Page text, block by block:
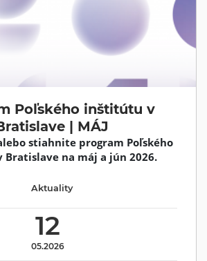
Poľského inštitútu v
| MÁJ
stiahnite program Poľského
na máj a jún 2026.
12
05.2026
Aktuality